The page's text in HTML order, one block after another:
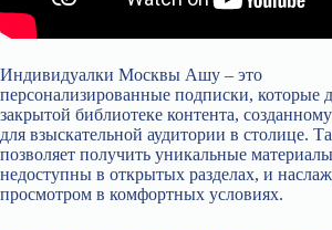
Индивидуалки Москвы Ашу – это
персонализированные подписки, которые
закрытой библиотеке контента,
для взыскательной аудитории в столице.
позволяет получить уникальные
недоступны в открытых разделах, и
просмотром в комфортных условиях.